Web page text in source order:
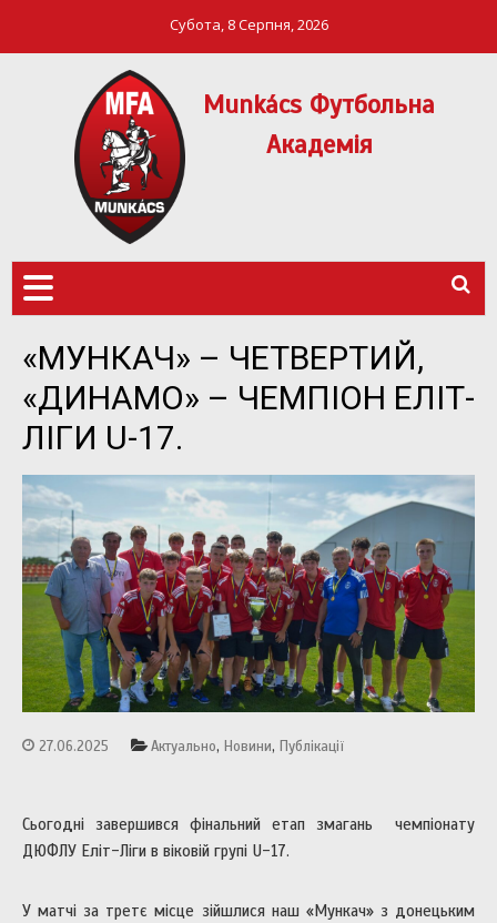
Субота, 8 Серпня, 2026
Munkács Футбольна
Академія
«МУНКАЧ» – ЧЕТВЕРТИЙ,
«ДИНАМО» – ЧЕМПІОН ЕЛІТ-
ЛІГИ U-17.
27.06.2025 Актуально, Новини, Публікації
Сьогодні завершився фінальний етап змагань чемпіонату
ДЮФЛУ Еліт-Ліги в віковій групі U-17.
У матчі за третє місце зійшлися наш «Мункач» з донецьким